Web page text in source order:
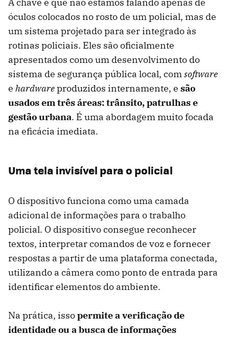
óculos colocados no rosto de um policial, mas de
um sistema projetado para ser integrado às
rotinas policiais. Eles são oficialmente
apresentados como um desenvolvimento do
sistema de segurança pública local, comsoftware
e hardwareproduzidos internamente, e são
usados ​​em três áreas: trânsito, patrulhas e
gestão urbana. É uma abordagem muito focada
na eficácia imediata.
Uma tela invisível para o policial
O dispositivo funciona como uma camada
adicional de informações para o trabalho
policial. O dispositivo consegue reconhecer
textos, interpretar comandos de voz e fornecer
respostas a partir de uma plataforma conectada,
utilizando a câmera como ponto de entrada para
identificar elementos do ambiente.
Na prática, issopermite a verificação de
identidade ou a busca de informações